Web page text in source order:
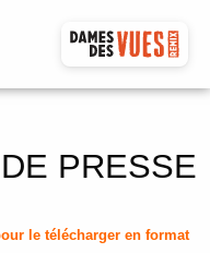
PRESSE
le télécharger en format